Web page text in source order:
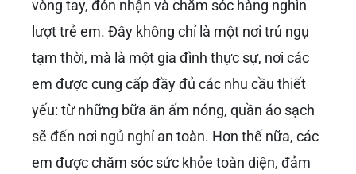
vòng tay, đón nhận và chăm sóc hàng nghìn
lượt trẻ em. Đây không chỉ là một nơi trú ngụ
tạm thời, mà là một gia đình thực sự, nơi các
em được cung cấp đầy đủ các nhu cầu thiết
yếu: từ những bữa ăn ấm nóng, quần áo sạch
sẽ đến nơi ngủ nghỉ an toàn. Hơn thế nữa, các
em được chăm sóc sức khỏe toàn diện, đảm